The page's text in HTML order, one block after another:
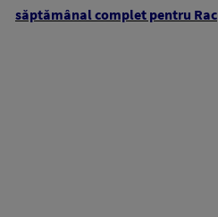
săptămânal complet pentru Rac